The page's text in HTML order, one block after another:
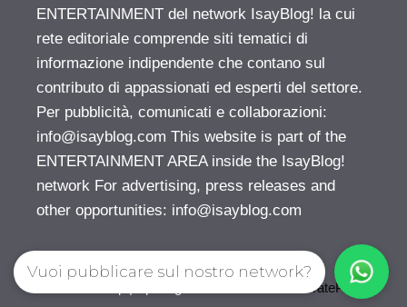
ENTERTAINMENT del network IsayBlog! la cui
rete editoriale comprende siti tematici di
informazione indipendente che contano sul
contributo di appassionati ed esperti del settore.
Per pubblicità, comunicati e collaborazioni:
info@isayblog.com This website is part of the
ENTERTAINMENT AREA inside the IsayBlog!
network For advertising, press releases and
other opportunities: info@isayblog.com
GeneratePress
Vuoi pubblicare sul nostro network?